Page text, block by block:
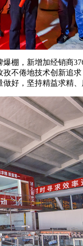
棚，新增加经销商
不倦地技术创新追
好，坚持精益求精、